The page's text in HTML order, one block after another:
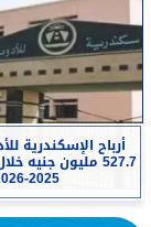
أرباح الإسكندرية
527.7 مليون جنيه
2025-2026